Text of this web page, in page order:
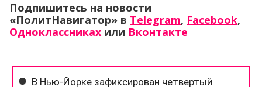
Подпишитесь на новости
«ПолитНавигатор» в Telegram, Facebook,
Одноклассниках или Вконтакте